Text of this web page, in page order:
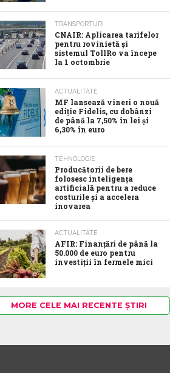
TRANSPORTURI
CNAIR: Aplicarea tarifelor
pentru rovinietă și
sistemul TollRo va începe
la 1 octombrie
ACTUALITATE
MF lansează vineri o nouă
ediție Fidelis, cu dobânzi
de până la 7,50% în lei și
6,30% în euro
TEHNOLOGIE
Producătorii de bere
folosesc inteligența
artificială pentru a reduce
costurile și a accelera
inovarea
ACTUALITATE
AFIR: Finanțări de până la
50.000 de euro pentru
investiții în fermele mici
MORE CELE MAI RECENTE ȘTIRI